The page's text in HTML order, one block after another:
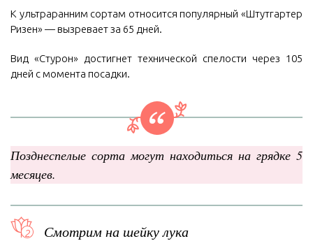
К ультраранним сортам относится популярный «Штутгартер
Ризен» — вызревает за 65 дней.
Вид «Стурон» достигнет технической спелости через 105
дней с момента посадки.
Позднеспелые сорта могут находиться на грядке 5
месяцев.
Смотрим на шейку лука